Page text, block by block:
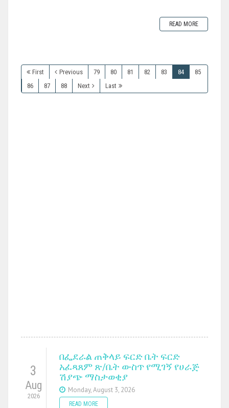
READ MORE
First Previous 79 80 81 82 83 84
85
86
87 88 Next Last
3
Aug
2026
በፌደራል ጠቅላይ ፍርድ ቤት ፍርድ
አፈጻጸም ጽ/ቤት ውስጥ የሚገኝ የሀራጅ
ሽያጭ ማስታወቂያ
Monday, August 3, 2026
READ MORE